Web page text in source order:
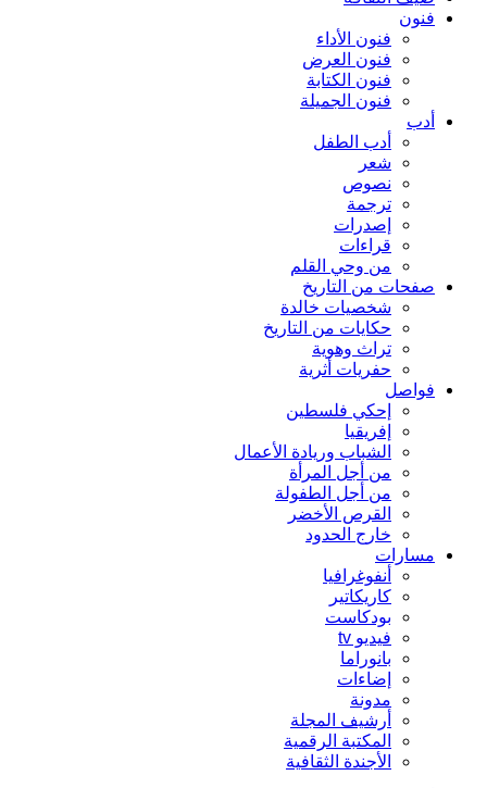
فنون
فنون الأداء
فنون العرض
فنون الكتابة
فنون الجميلة
أدب
أدب الطفل
شعر
نصوص
ترجمة
إصدرات
قراءات
من وحي القلم
صفحات من التاريخ
شخصيات خالدة
حكايات من التاريخ
تراث وهوية
حفريات أثرية
فواصل
إحكي فلسطين
إفريقيا
الشباب وريادة الأعمال
من أجل المرأة
من أجل الطفولة
القرص الأخضر
خارج الحدود
مسارات
أنفوغرافيا
كاريكاتير
بودكاست
فيديو tv
بانوراما
إضاءات
مدونة
أرشيف المجلة
المكتبة الرقمية
الأجندة الثقافية